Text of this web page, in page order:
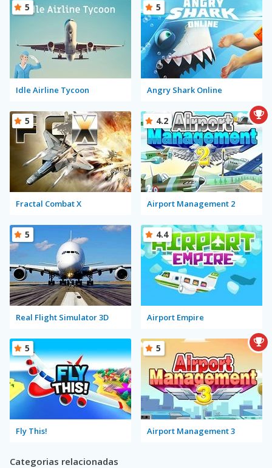
Idle Airline Tycoon
5
Angry Shark Online
5
Fractal Combat X
5
Airport Management 2
4.2
Real Flight Simulator 3D
5
Airport Empire
4.4
Fly This!
5
Airport Management 3
5
Categorias relacionadas